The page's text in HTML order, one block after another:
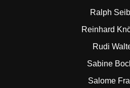
Ralph
Reinhard
Rudi
Sabine
Salome